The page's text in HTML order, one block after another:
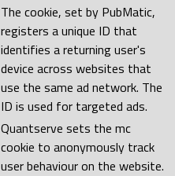
The cookie, set by PubMatic,
registers a unique ID that
identifies a returning user's
device across websites that
use the same ad network. The
ID is used for targeted ads.
Quantserve sets the mc
cookie to anonymously track
user behaviour on the website.